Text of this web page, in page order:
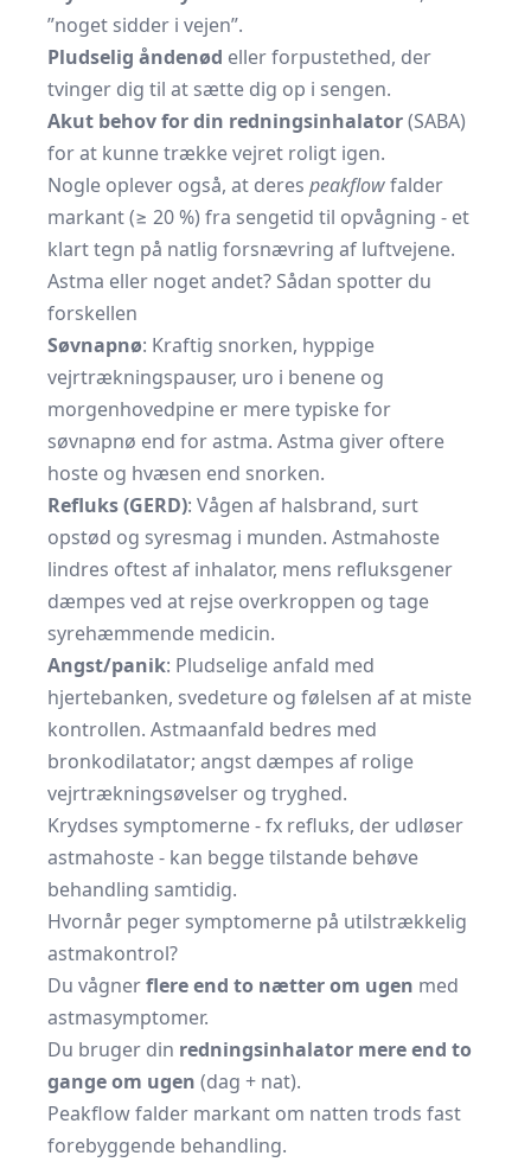
”noget sidder i vejen”.
Pludselig åndenød eller forpustethed, der
tvinger dig til at sætte dig op i sengen.
Akut behov for din redningsinhalator(SABA)
for at kunne trække vejret roligt igen.
Nogle oplever også, at deres peakflowfalder
markant (≥ 20 %) fra sengetid til opvågning - et
klart tegn på natlig forsnævring af luftvejene.
Astma eller noget andet? Sådan spotter du
forskellen
Søvnapnø: Kraftig snorken, hyppige
vejrtrækningspauser, uro i benene og
morgenhovedpine er mere typiske for
søvnapnø end for astma. Astma giver oftere
hoste og hvæsen end snorken.
Refluks (GERD): Vågen af halsbrand, surt
opstød og syresmag i munden. Astmahoste
lindres oftest af inhalator, mens refluksgener
dæmpes ved at rejse overkroppen og tage
syrehæmmende medicin.
Angst/panik: Pludselige anfald med
hjertebanken, svedeture og følelsen af at miste
kontrollen. Astmaanfald bedres med
bronkodilatator; angst dæmpes af rolige
vejrtrækningsøvelser og tryghed.
Krydses symptomerne - fx refluks, der udløser
astmahoste - kan begge tilstande behøve
behandling samtidig.
Hvornår peger symptomerne på utilstrækkelig
astmakontrol?
Du vågnerflere end to nætter om ugen med
astmasymptomer.
Du bruger din redningsinhalator mere end to
gange om ugen (dag + nat).
Peakflow falder markant om natten trods fast
forebyggende behandling.